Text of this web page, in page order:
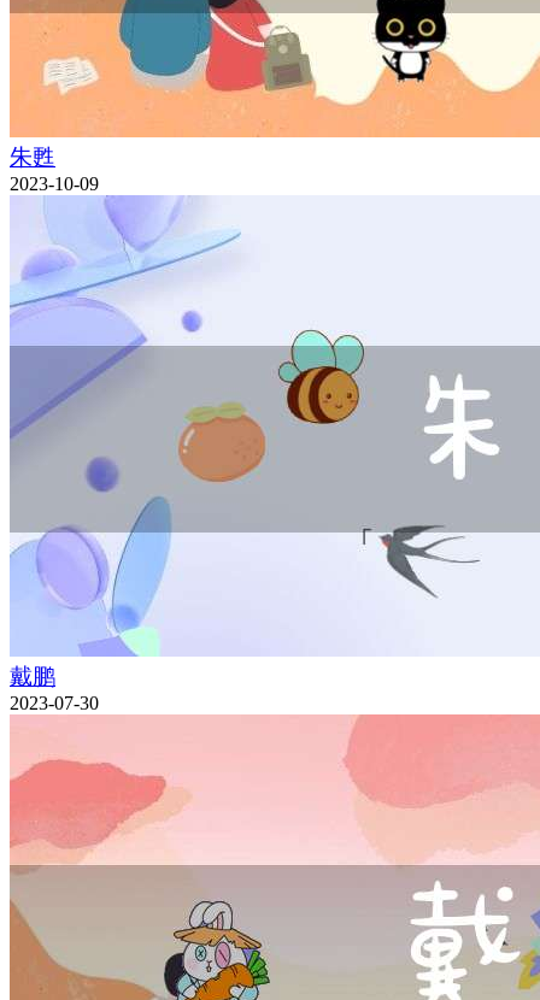
朱甦
2023-10-09
戴鹏
2023-07-30